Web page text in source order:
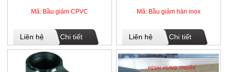
Mã: Bầu giảm CPVC
Liên hệ Chi tiết
Mã: Bầu giảm hàn inox
Liên hệ Chi tiết